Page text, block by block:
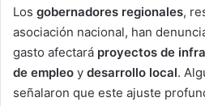
Los gobernadores regionales,
asociación nacional, han
gasto afectará proyectos de
de empleo y desarrollo local.
señalaron que este ajuste